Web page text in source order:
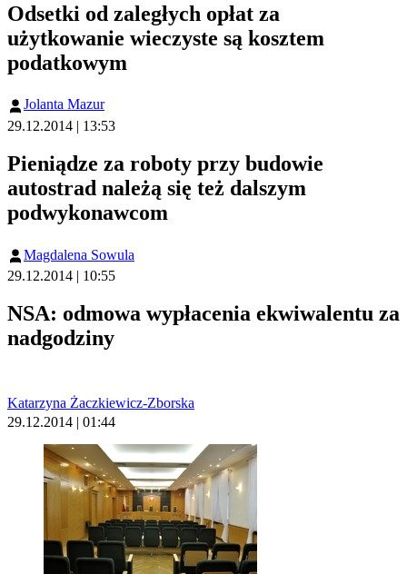
Odsetki od zaległych opłat za
użytkowanie wieczyste są kosztem
podatkowym
Jolanta Mazur
29.12.2014 | 13:53
Pieniądze za roboty przy budowie
autostrad należą się też dalszym
podwykonawcom
Magdalena Sowula
29.12.2014 | 10:55
NSA: odmowa wypłacenia ekwiwalentu za
nadgodziny
Katarzyna Żaczkiewicz-Zborska
29.12.2014 | 01:44